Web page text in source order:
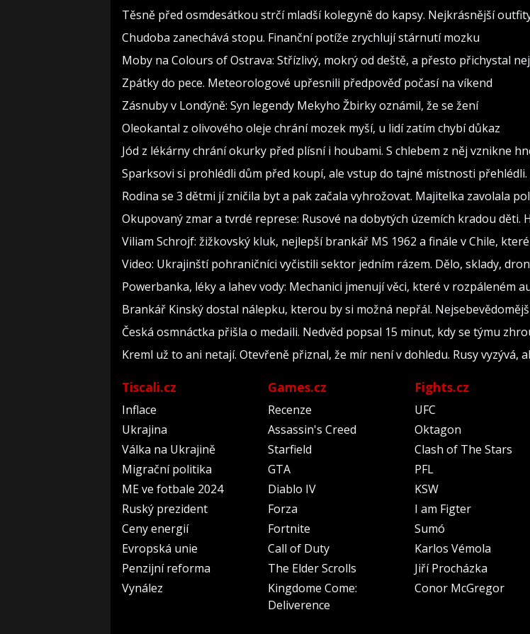
Těsně před osmdesátkou strčí mladší kolegyně do kapsy. Nejkrásnější
Chudoba zanechává stopu. Finanční potíže zrychlují stárnutí mozku
Moby na Colours of Ostrava: Střízlivý, mokrý od deště, a přesto přichystal
Zpátky do pece. Meteorologové upřesnili předpověď počasí na víkend
Zásnuby v Londýně: Syn legendy Mekyho Žbirky oznámil, že se žení
Oleokantal z olivového oleje chrání mozek myší, u lidí zatím chybí důkaz
Jód z lékárny chrání okurky před plísní i houbami. S chlebem z něj vznikne
Sparksovi si prohlédli dům před koupí, ale vstup do tajné místnosti
Rodina se 3 dětmi jí zničila byt a pak začala vyhrožovat. Majitelka zavolala
Okupovaný zmar a tvrdé represe: Rusové na dobytých územích kradou děti.
Viliam Schrojf: žižkovský kluk, nejlepší brankář MS 1962 a finále v Chile,
Video: Ukrajinští pohraničníci vyčistili sektor jedním rázem. Dělo, sklady,
Powerbanka, léky a lahev vody: Mechanici jmenují věci, které v rozpáleném
Brankář Kinský dostal nálepku, kterou by si možná nepřál.
Česká osmnáctka přišla o medaili. Nedvěd popsal 15 minut, kdy se týmu
Kreml už to ani netají. Otevřeně přiznal, že mír není v dohledu. Rusy vyzývá,
Tiscali.cz
Inflace
Ukrajina
Válka na Ukrajině
Migrační politika
ME ve fotbale 2024
Ruský prezident
Ceny energií
Evropská unie
Penzijní reforma
Vynález
Games.cz
Recenze
Assassin's Creed
Starfield
GTA
Diablo IV
Forza
Fortnite
Call of Duty
The Elder Scrolls
Kingdome Come:
Deliverence
Fights.cz
UFC
Oktagon
Clash of The Stars
PFL
KSW
I am Figter
Sumó
Karlos Vémola
Jiří Procházka
Conor McGregor